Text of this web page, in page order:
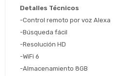
Detalles Técnicos
-Control remoto por voz Alexa
-Búsqueda fácil
-Resolución HD
-WiFi 6
-Almacenamiento 8GB
tarjeta de
¡Tenés hasta
de pago
Parece que no tenes
el inconveniente, por
¡Algo salió
Por favor intenta